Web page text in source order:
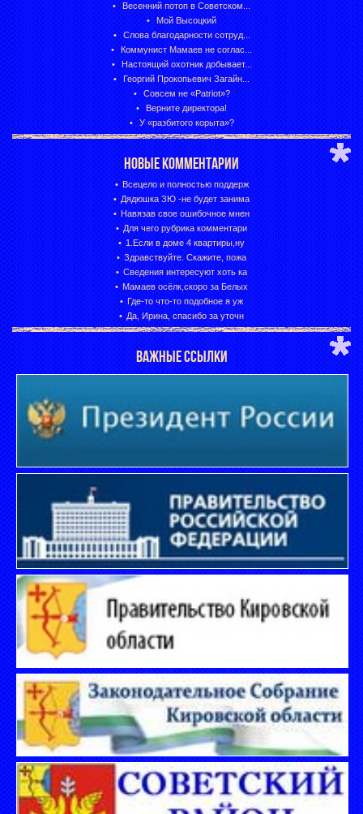
Весенний потоп в Советском...
Мой Высоцкий
Слова благодарности сотруд...
Коммунист Мамаев не соглас...
Настоящий охотник добывает...
Георгий Прокопьевич Загайн...
Совсем не «Patriot»?
Верните директора!
У «разбитого корыта»?
НОВЫЕ КОММЕНТАРИИ
Всецело и полностью поддерж
Дядюшка ЗЮ -не будет занима
Навязав свое ошибочное мнен
Для чего рубрика комментари
1.Если в доме 4 квартиры,ну
Здравствуйте. Скажите, пожа
Сведения интересуют хоть ка
Мамаев осёлк,скоро за Белых
Где-то что-то подобное я уж
Да, Ирина, спасибо за уточн
ВАЖНЫЕ ССЫЛКИ